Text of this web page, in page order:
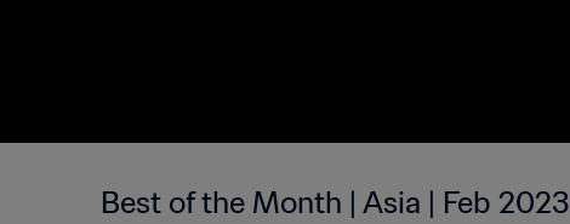
Best of the Month | Asia | Feb 2023